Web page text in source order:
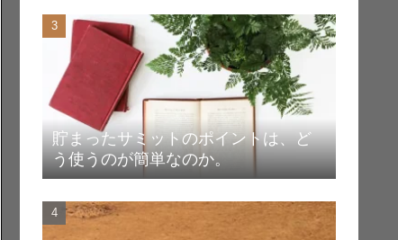
貯まったサミットのポイントは、ど
う使うのが簡単なのか。